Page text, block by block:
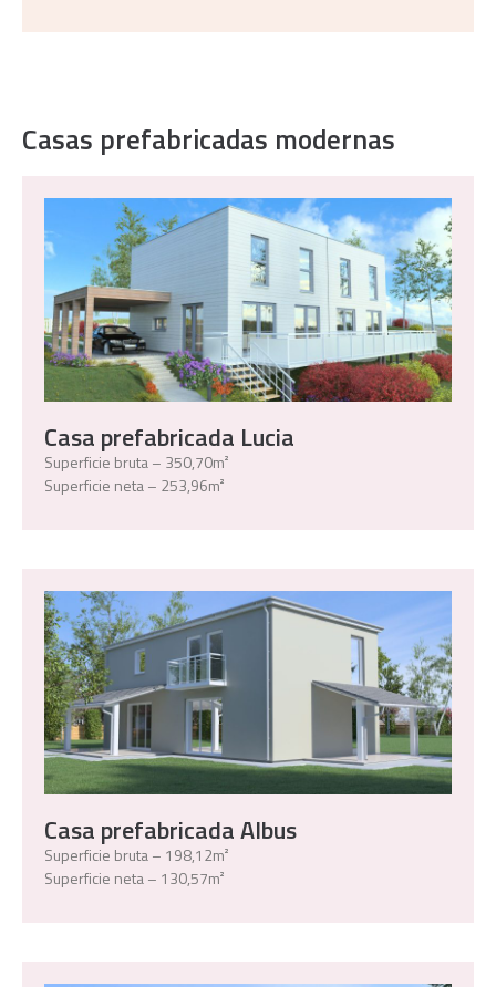
Casas prefabricadas modernas
Casa prefabricada Lucia
Superficie bruta – 350,70m²
Superficie neta – 253,96m²
Casa prefabricada Albus
Superficie bruta – 198,12m²
Superficie neta – 130,57m²